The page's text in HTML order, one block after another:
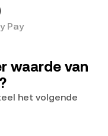
Pay
waarde van
het volgende